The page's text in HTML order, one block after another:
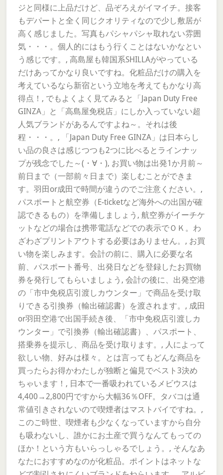
ジと同様に上品だけど、品ぞろえがイマイチ。接客
もデパートと全く同じクオリティなので少し敷居が
高く感じました。写真もパシャパシャ取れない雰囲
気・・・。個人的にはもう行くことはないかなとい
う感じです。, 高島屋も韓国系SHILLAがやっている
だけあってかなり良いですね。化粧品だけの購入を
考えているなら新宿という立地を考えてもかなり高
得点！, でもよくよく見てみると「Japan Duty Free
GINZA」と「高島屋免税店」にしか入っていない超
人気ブランドがあるんですよね～。それは後
程・・・。, 「Japan Duty Free GINZA」は日本らし
い品の良さは感じつつも2つに比べるとラインナッ
プが残念でした～(・∀・), お買い物は出発1か月前～
前日まで（一部前々日まで）楽しむことができま
す。羽田or成田で時間が違うのでご注意ください。,
パスポートと航空券（E-ticketなど海外への出国が確
認できるもの）を準備しましょう, 航空券がイーチケ
ットなどの場合は携帯電話などでの表示でＯＫ。わ
ざわざプリントアウトする必要はありません。, お買
い物を楽しみます。会計の前に、購入に必要な名
前、パスポート番号、出発日などを登録したお買物
券を発行してもらいましょう, 会計の後に、出発空港
の「市中免税店引渡しカウンター」で商品を受け取
りできる引換券（輸出確認書）を渡されます。, 成田
or羽田空港で出国手続き後、「市中免税店引渡しカ
ウンター」で引換券（輸出確認書）、パスポート、
搭乗券を提示し、商品を受け取ります。, 人によって
欲しい物、好みは様々。とは言ってもどんな商品を
買ったらお得かわたしが独断と偏見でベスト3決め
ちゃいます！, 日本で一番吸われているメビウスは
4,400→2,800円ですから大幅36％OFF。タバコは通
常値引きされないので喫煙者はマストバイですね。,
このご時世、喫煙者も少なくなっていますから自分
も吸わないし、誰かにお土産で買うなんてもっての
ほか！という方もいらっしゃるでしょう。, そんなあ
なたにおすすめなのが化粧品。ポイントはネットな